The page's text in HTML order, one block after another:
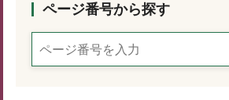
ページ番号から探す